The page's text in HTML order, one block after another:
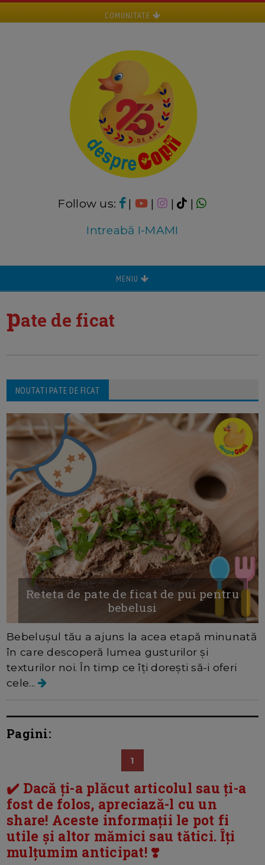
COMUNITATE
Follow us: | | |
|
Intreabă I-MAMI
MENIU
pate de ficat
NOUTATI PATE DE FICAT
Reteta de pate de ficat de pui pentru
bebelusi
Bebelușul tău a ajuns la acea etapă minunată
în care descoperă lumea gusturilor și
texturilor noi. În timp ce îți dorești să-i oferi
cele...
Pagini:
1
✔️ Dacă ți-a plăcut articolul sau ți-a
fost de folos, apreciază-l cu un
share! Aceste informații le pot fi
utile și altor mămici sau tătici. Îți
mulțumim anticipat! ❣️